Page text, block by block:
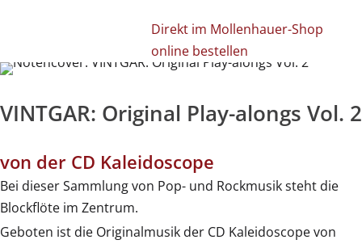
Direkt im Mollenhauer-Shop
online bestellen
VINTGAR: Original Play-alongs Vol. 2
von der CD Kaleidoscope
Bei dieser Sammlung von Pop- und Rockmusik steht die
Blockflöte im Zentrum.
Geboten ist die Originalmusik der CD Kaleidoscope von